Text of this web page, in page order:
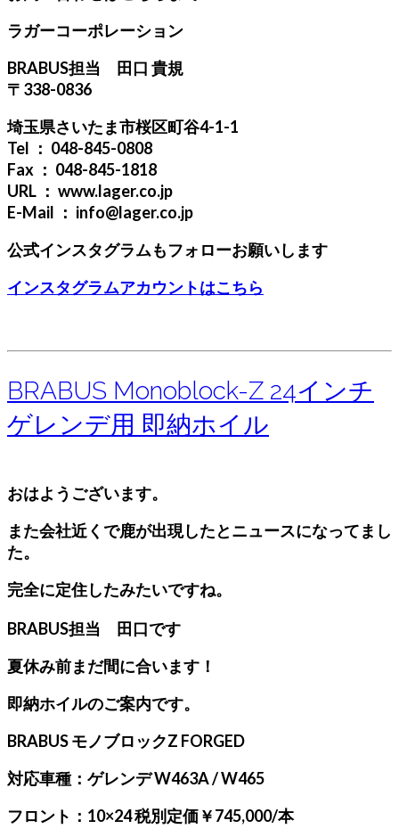
ラガーコーポレーション
BRABUS担当 田口 貴規
〒338-0836
埼玉県さいたま市桜区町谷4-1-1
Tel ： 048-845-0808
Fax ： 048-845-1818
URL ： www.lager.co.jp
E-Mail ： info@lager.co.jp
公式インスタグラムもフォローお願いします
インスタグラムアカウントはこちら
BRABUS Monoblock-Z 24インチ
ゲレンデ用 即納ホイル
おはようございます。
また会社近くで鹿が出現したとニュースになってまし
た。
完全に定住したみたいですね。
BRABUS担当 田口です
夏休み前まだ間に合います！
即納ホイルのご案内です。
BRABUS モノブロックZ FORGED
対応車種：ゲレンデ W463A / W465
フロント：10×24 税別定価￥745,000/本